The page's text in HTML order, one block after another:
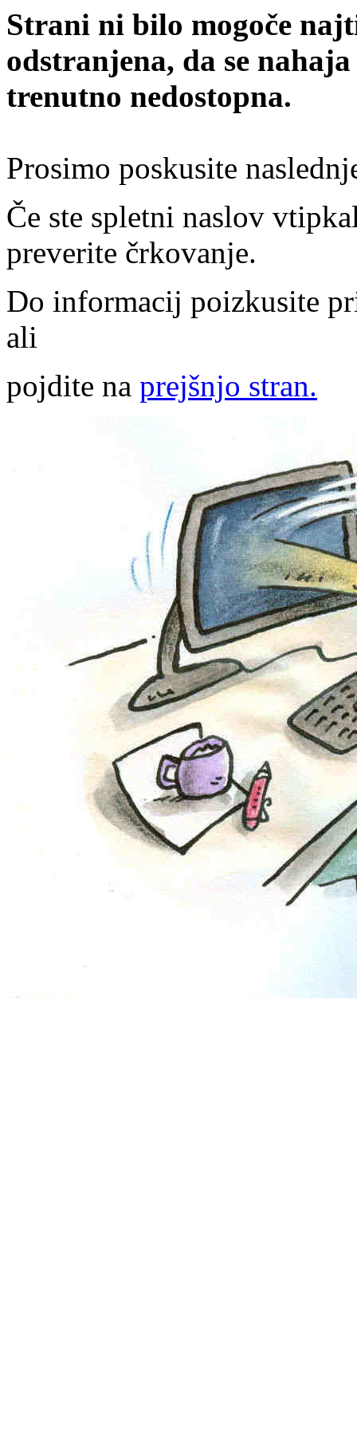
Strani ni bilo mogoče
odstranjena, da se
trenutno nedostopna.
Prosimo poskusite
Če ste spletni naslov
preverite črkovanje.
Do informacij poizkusite
ali
pojdite na prejšnjo stran.